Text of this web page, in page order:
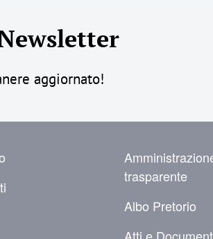
aggiornato!
trasparente
Albo Pretorio